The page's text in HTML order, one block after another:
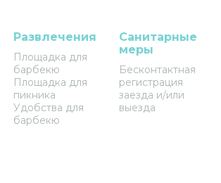
Развлечения
Площадка для
барбекю
Площадка для
пикника
Удобства для
барбекю
Санитарные
меры
Бесконтактная
регистрация
заезда и/или
выезда